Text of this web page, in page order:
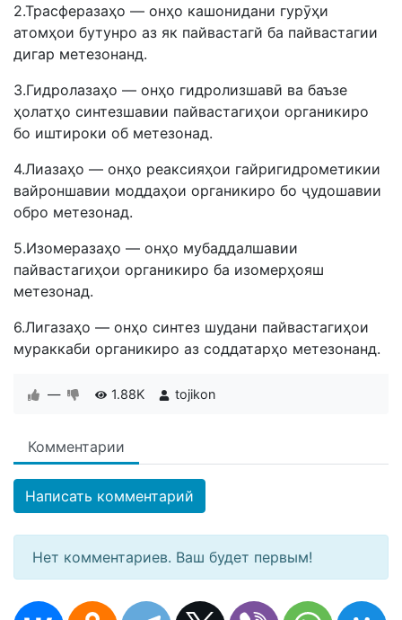
2.Трасферазаҳо — онҳо кашонидани гурӯҳи
атомҳои бутунро аз як пайвастагй ба пайвастагии
дигар метезонанд.
3.Гидролазаҳо — онҳо гидролизшавӣ ва баъзе
ҳолатҳо синтезшавии пайвастагиҳои органикиро
бо иштироки об метезонад.
4.Лиазаҳо — онҳо реаксияҳои гайригидрометикии
вайроншавии моддаҳои органикиро бо ҷудошавии
обро метезонад.
5.Изомеразаҳо — онҳо мубаддалшавии
пайвастагиҳои органикиро ба изомерҳояш
метезонад.
6.Лигазаҳо — онҳо синтез шудани пайвастагиҳои
мураккаби органикиро аз соддатарҳо метезонанд.
— 1.88K tojikon
Комментарии
Написать комментарий
Нет комментариев. Ваш будет первым!